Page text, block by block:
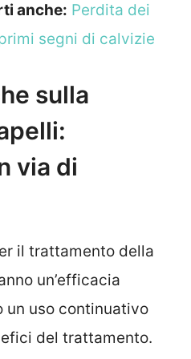
anche: Perdita dei
segni di calvizie
sulla
via di
il trattamento della
un’efficacia
un uso continuativo
del trattamento.